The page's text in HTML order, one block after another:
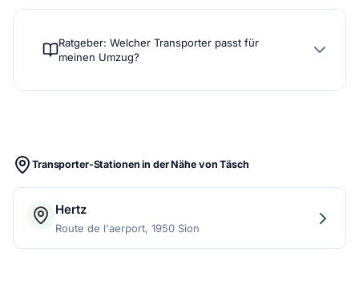
Ratgeber: Welcher Transporter passt für
meinen Umzug?
Transporter-Stationen in der Nähe von Täsch
Hertz
Route de l'aerport, 1950 Sion